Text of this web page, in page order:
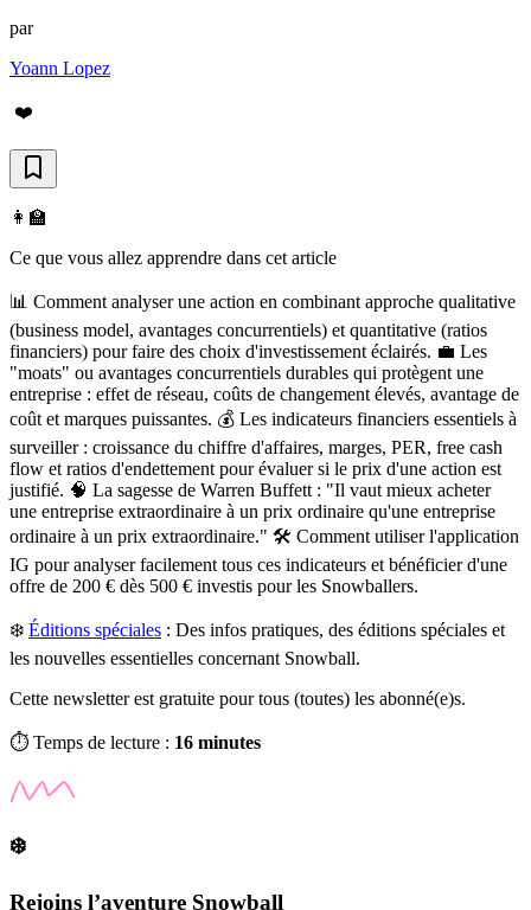
par
Yoann Lopez
❤️
👩‍🏫
Ce que vous allez apprendre dans cet article
📊 Comment analyser une action en combinant approche qualitative
(business model, avantages concurrentiels) et quantitative (ratios
financiers) pour faire des choix d'investissement éclairés. 💼 Les
"moats" ou avantages concurrentiels durables qui protègent une
entreprise : effet de réseau, coûts de changement élevés, avantage de
coût et marques puissantes. 💰 Les indicateurs financiers essentiels à
surveiller : croissance du chiffre d'affaires, marges, PER, free cash
flow et ratios d'endettement pour évaluer si le prix d'une action est
justifié. 🧠 La sagesse de Warren Buffett : "Il vaut mieux acheter
une entreprise extraordinaire à un prix ordinaire qu'une entreprise
ordinaire à un prix extraordinaire." 🛠️ Comment utiliser l'application
IG pour analyser facilement tous ces indicateurs et bénéficier d'une
offre de 200 € dès 500 € investis pour les Snowballers.
❄️ Éditions spéciales : Des infos pratiques, des éditions spéciales et
les nouvelles essentielles concernant Snowball.
Cette newsletter est gratuite pour tous (toutes) les abonné(e)s.
⏱️ Temps de lecture : 16 minutes
❄️
Rejoins l’aventure Snowball